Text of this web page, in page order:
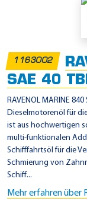
F
2
1
0
1
D
1163002
SAE 40
RAVENOL MARINE
Dieselmotorenöl für
ist aus hochwertigen
multi-funktionalen
Schifffahrtsöl für die
Schmierung von
Schiff...
Mehr erfahren über